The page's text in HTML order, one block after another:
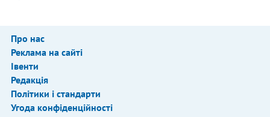
Про нас
Реклама на сайті
Івенти
Редакція
Політики і стандарти
Угода конфіденційності